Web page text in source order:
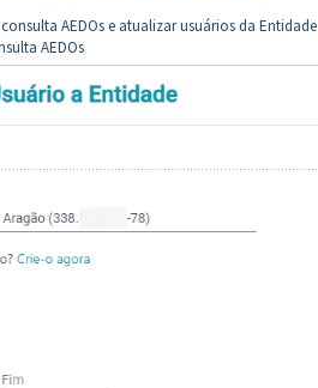
AEDOs e atualizar usuários da Entidade
AEDOs